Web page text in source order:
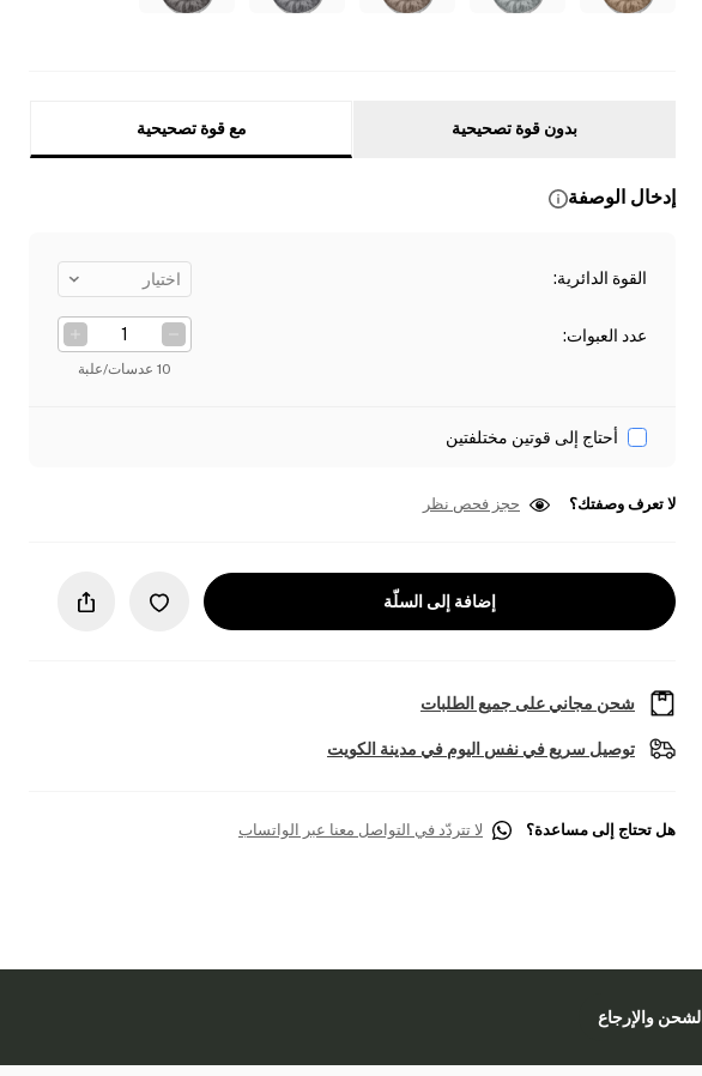
بدون قوة تصحيحية مع قوة تصحيحية
إدخال الوصفة
القوة الدائرية: اختيار
عدد العبوات:
10 عدسات/علبة
أحتاج إلى قوتين مختلفتين
لا تعرف وصفتك؟ حجز فحص نظر
إضافة إلى السلّة
شحن مجاني على جميع الطلبات
توصيل سريع في نفس اليوم في مدينة الكويت
هل تحتاج إلى مساعدة؟ لا تتردّد في التواصل معنا عبر الواتساب
الشحن والإرجاع